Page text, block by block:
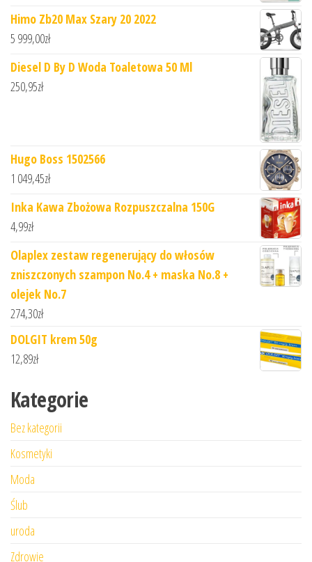
Himo Zb20 Max Szary 20 2022
5 999,00zł
Diesel D By D Woda Toaletowa 50 Ml
250,95zł
Hugo Boss 1502566
1 049,45zł
Inka Kawa Zbożowa Rozpuszczalna 150G
4,99zł
Olaplex zestaw regenerujący do włosów
zniszczonych szampon No.4 + maska No.8 +
olejek No.7
274,30zł
DOLGIT krem 50g
12,89zł
Kategorie
Bez kategorii
Kosmetyki
Moda
Ślub
uroda
Zdrowie